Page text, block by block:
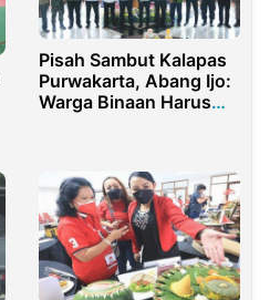
Pisah Sambut Kalapas
Purwakarta, Abang Ijo:
Warga Binaan Harus